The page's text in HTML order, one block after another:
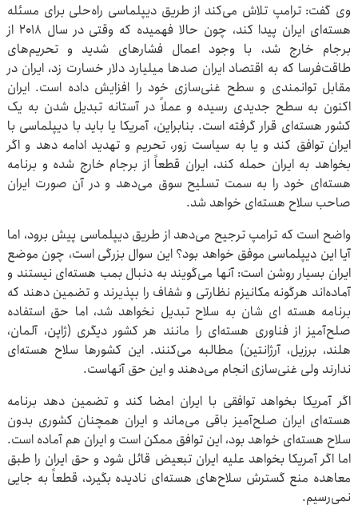
وی گفت: ترامپ تلاش می‌کند از طریق دیپلماسی راه‌حلی برای مسئله
هسته‌ای ایران پیدا کند، چون حالا فهمیده که وقتی در سال ۲۰۱۸ از
برجام خارج شد، با وجود اعمال فشارهای شدید و تحریم‌های
طاقت‌فرسا که به اقتصاد ایران صدها میلیارد دلار خسارت زد، ایران در
مقابل توانمندی و سطح غنی‌سازی خود را افزایش داده است. ایران
اکنون به سطح جدیدی رسیده و عملاً در آستانه تبدیل شدن به یک
کشور هسته‌ای قرار گرفته است. بنابراین، آمریکا یا باید با دیپلماسی با
ایران توافق کند و یا به سیاست زور، تحریم و تهدید ادامه دهد و اگر
بخواهد به ایران حمله کند، ایران قطعاً از برجام خارج شده و برنامه
هسته‌ای خود را به سمت تسلیح سوق می‌دهد و در آن صورت ایران
صاحب سلاح هسته‌ای خواهد شد.
واضح است که ترامپ ترجیح می‌دهد از طریق دیپلماسی پیش برود، اما
آیا این دیپلماسی موفق خواهد بود؟ این سوال بزرگی است، چون موضع
ایران بسیار روشن است: آنها می‌گویند به دنبال بمب هسته‌ای نیستند و
آماده‌اند هرگونه مکانیزم نظارتی و شفاف را بپذیرند و تضمین دهند که
برنامه‌ هسته ای شان به سلاح تبدیل نخواهد شد، اما حق استفاده
صلح‌آمیز از فناوری هسته‌ای را مانند هر کشور دیگری (ژاپن، آلمان،
هلند، برزیل، آرژانتین) مطالبه می‌کنند. این کشورها سلاح هسته‌ای
ندارند ولی غنی‌سازی انجام می‌دهند و این حق آنهاست.
اگر آمریکا بخواهد توافقی با ایران امضا کند و تضمین دهد برنامه
هسته‌ای ایران صلح‌آمیز باقی می‌ماند و ایران همچنان کشوری بدون
سلاح هسته‌ای خواهد بود، این توافق ممکن است و ایران هم آماده است.
اما اگر آمریکا بخواهد علیه ایران تبعیض قائل شود و حق ایران را طبق
معاهده منع گسترش سلاح‌های هسته‌ای نادیده بگیرد، قطعاً به جایی
نمی‌رسیم.